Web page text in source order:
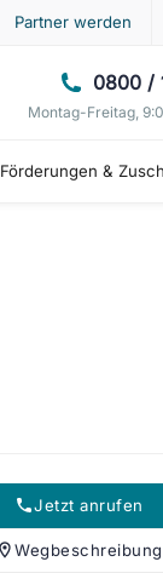
Partner werden
0800 /
Montag-Freitag,
Förderungen &
Jetzt anrufen
Wegbeschreibung